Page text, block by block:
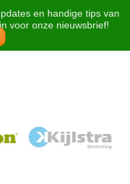
en handige tips van
voor onze nieuwsbrief!